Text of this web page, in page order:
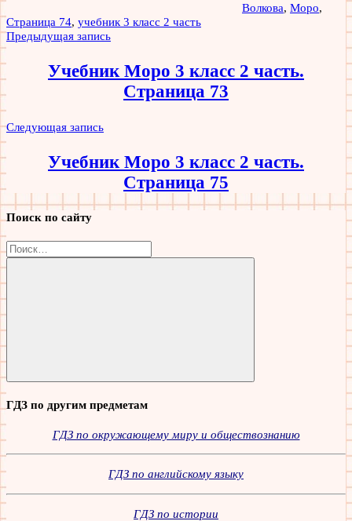
Волкова, Моро,
Страница 74, учебник 3 класс 2 часть
Навигация
по
записям
Предыдущая запись
Учебник Моро 3 класс 2 часть.
Страница 73
Следующая запись
Учебник Моро 3 класс 2 часть.
Страница 75
Поиск по сайту
Найти:
Поиск
ГДЗ по другим предметам
ГДЗ по окружающему миру и обществознанию
ГДЗ по английскому языку
ГДЗ по истории